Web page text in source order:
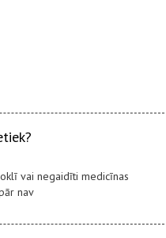
vai negaidīti medicīnas
nav